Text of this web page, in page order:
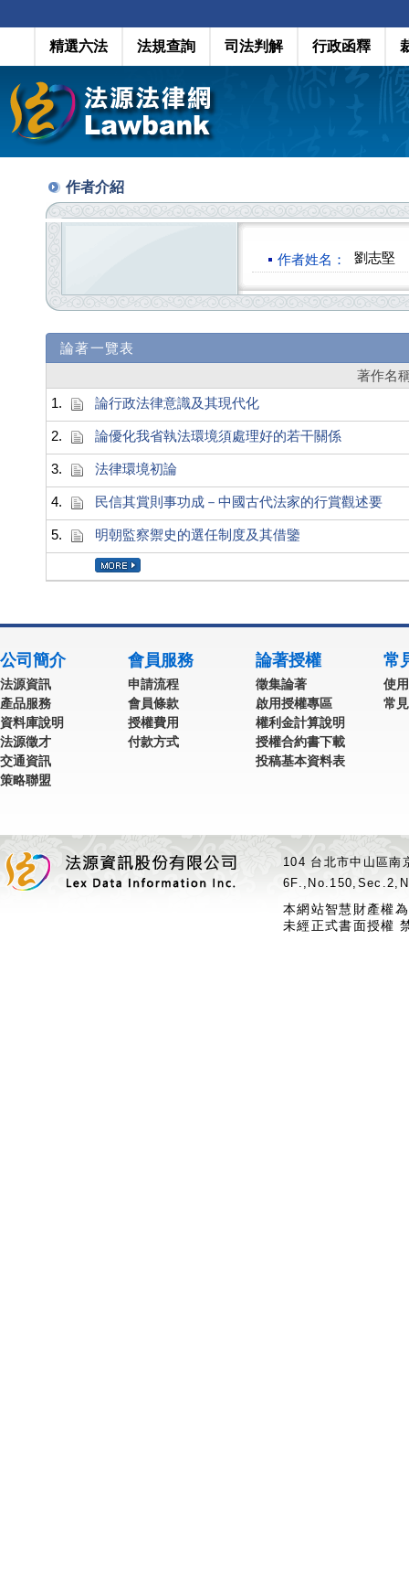
精選六法 法規查詢 司法判解 行政函釋
作者介紹
作者姓名： 劉志堅
論著一覽表
著作名
1.
論行政法律意識及其現代化
2. 論優化我省執法環境須處理好的若干關係
3. 法律環境初論
4. 民信其賞則事功成－中國古代法家的行賞觀述要
5. 明朝監察禦史的選任制度及其借鑒
公司簡介
法源資訊
產品服務
資料庫說明
法源徵才
交通資訊
策略聯盟
會員服務
申請流程
會員條款
授權費用
付款方式
論著授權
徵集論著
啟用授權專區
權利金計算說明
授權合約書下載
投稿基本資料表
常
使
常
104 台北市中山區
本網站智慧財產權
未經正式書面授權